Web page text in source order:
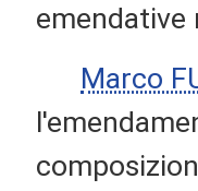
Marco